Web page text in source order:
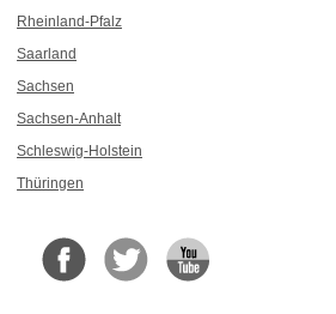
Rheinland-Pfalz
Saarland
Sachsen
Sachsen-Anhalt
Schleswig-Holstein
Thüringen